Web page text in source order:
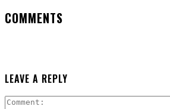
COMMENTS
LEAVE A REPLY